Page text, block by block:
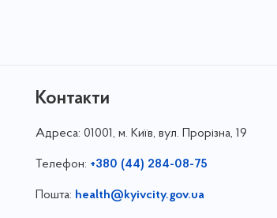
Контакти
Адреса: 01001, м. Київ, вул. Прорізна, 19
Телефон: +380 (44) 284-08-75
Пошта: health@kyivcity.gov.ua